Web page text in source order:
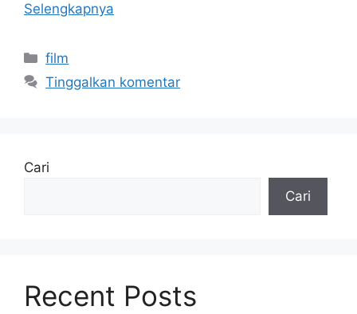
Selengkapnya
Kategori
film
Tinggalkan komentar
Cari
Cari
Recent Posts